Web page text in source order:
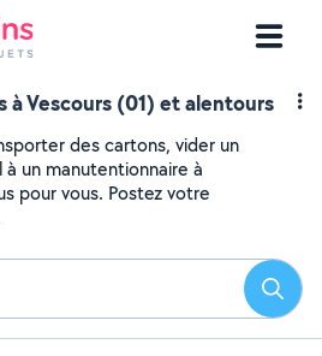
Vescours (01) et alentours
des cartons, vider un
un manutentionnaire à
pour vous. Postez votre